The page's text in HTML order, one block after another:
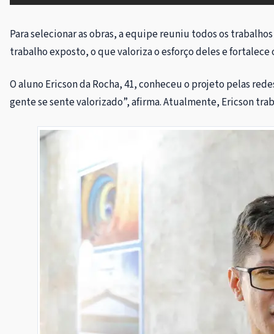
Para selecionar as obras, a equipe reuniu todos os
trabalho exposto, o que valoriza o esforço deles e
O aluno Ericson da Rocha, 41, conheceu o projeto pelas
gente se sente valorizado”, afirma. Atualmente, Ericson